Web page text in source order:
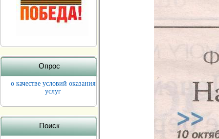
Опрос
о качестве условий оказания
услуг
Поиск